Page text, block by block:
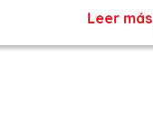
Leer más